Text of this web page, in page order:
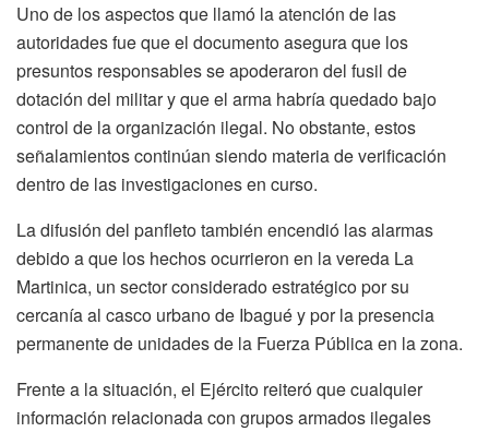
Uno de los aspectos que llamó la atención de las
autoridades fue que el documento asegura que los
presuntos responsables se apoderaron del fusil de
dotación del militar y que el arma habría quedado bajo
control de la organización ilegal. No obstante, estos
señalamientos continúan siendo materia de verificación
dentro de las investigaciones en curso.
La difusión del panfleto también encendió las alarmas
debido a que los hechos ocurrieron en la vereda La
Martinica, un sector considerado estratégico por su
cercanía al casco urbano de Ibagué y por la presencia
permanente de unidades de la Fuerza Pública en la zona.
Frente a la situación, el Ejército reiteró que cualquier
información relacionada con grupos armados ilegales